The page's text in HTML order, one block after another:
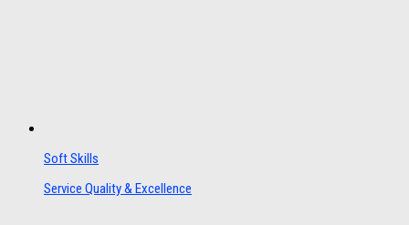
Soft Skills
Service Quality & Excellence